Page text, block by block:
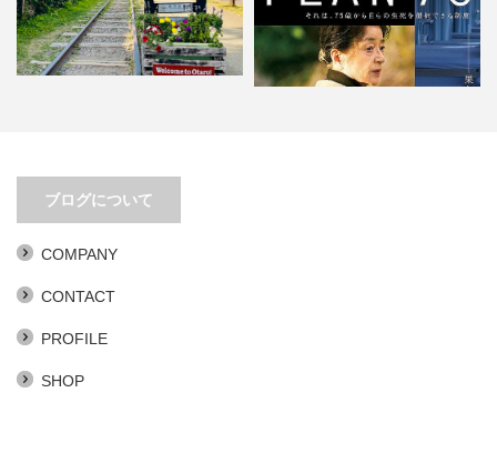
ブログについて
COMPANY
CONTACT
PROFILE
SHOP